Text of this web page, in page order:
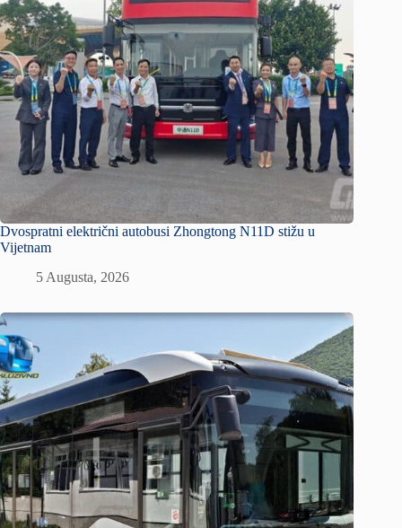
Dvospratni električni autobusi Zhongtong N11D stižu u
Vijetnam
5 Augusta, 2026